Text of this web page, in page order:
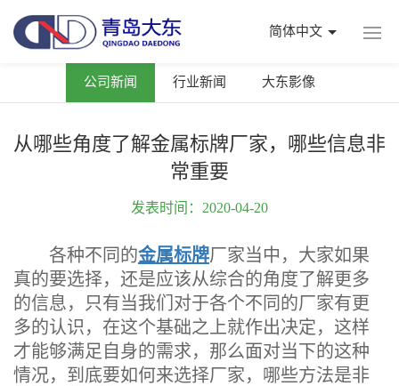
简体中文
公司新闻 行业新闻 大东影像
从哪些角度了解金属标牌厂家，哪些信息非
常重要
发表时间：2020-04-20
各种不同的金属标牌厂家当中，大家如果
真的要选择，还是应该从综合的角度了解更多
的信息，只有当我们对于各个不同的厂家有更
多的认识，在这个基础之上就作出决定，这样
才能够满足自身的需求，那么面对当下的这种
情况，到底要如何来选择厂家，哪些方法是非